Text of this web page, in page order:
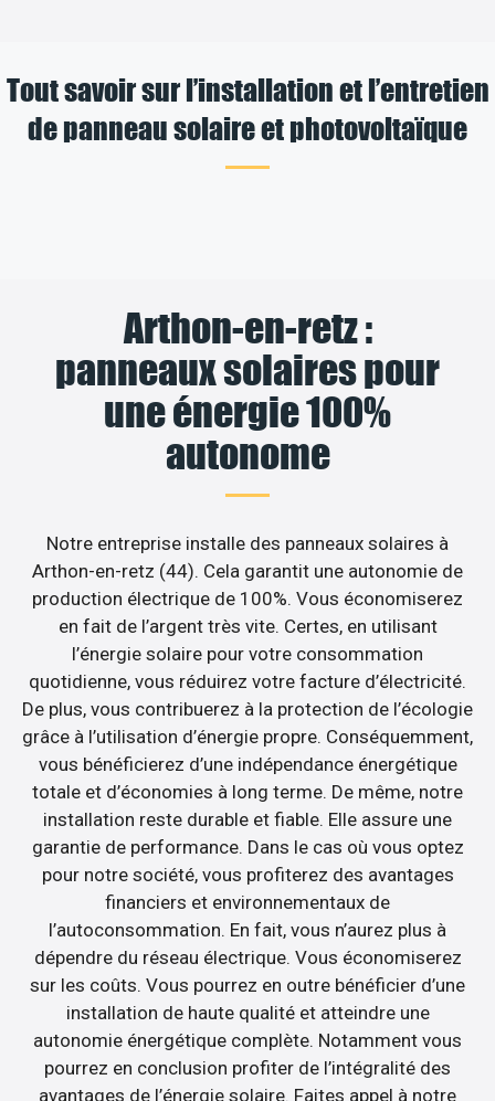
Tout savoir sur l’installation et l’entretien
de panneau solaire et photovoltaïque
Arthon-en-retz :
panneaux solaires pour
une énergie 100%
autonome
Notre entreprise installe des panneaux solaires à
Arthon-en-retz (44). Cela garantit une autonomie de
production électrique de 100%. Vous économiserez
en fait de l’argent très vite. Certes, en utilisant
l’énergie solaire pour votre consommation
quotidienne, vous réduirez votre facture d’électricité.
De plus, vous contribuerez à la protection de l’écologie
grâce à l’utilisation d’énergie propre. Conséquemment,
vous bénéficierez d’une indépendance énergétique
totale et d’économies à long terme. De même, notre
installation reste durable et fiable. Elle assure une
garantie de performance. Dans le cas où vous optez
pour notre société, vous profiterez des avantages
financiers et environnementaux de
l’autoconsommation. En fait, vous n’aurez plus à
dépendre du réseau électrique. Vous économiserez
sur les coûts. Vous pourrez en outre bénéficier d’une
installation de haute qualité et atteindre une
autonomie énergétique complète. Notamment vous
pourrez en conclusion profiter de l’intégralité des
avantages de l’énergie solaire. Faites appel à notre